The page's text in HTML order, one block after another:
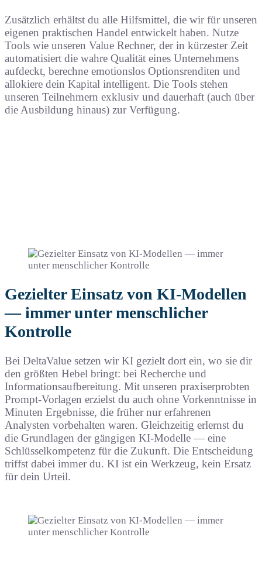
Zusätzlich erhältst du alle Hilfsmittel, die wir für unseren
eigenen praktischen Handel entwickelt haben. Nutze
Tools wie unseren Value Rechner, der in kürzester Zeit
automatisiert die wahre Qualität eines Unternehmens
aufdeckt, berechne emotionslos Optionsrenditen und
allokiere dein Kapital intelligent. Die Tools stehen
unseren Teilnehmern exklusiv und dauerhaft (auch über
die Ausbildung hinaus) zur Verfügung.
Gezielter Einsatz von KI-Modellen
— immer unter menschlicher
Kontrolle
Bei DeltaValue setzen wir KI gezielt dort ein, wo sie dir
den größten Hebel bringt: bei Recherche und
Informationsaufbereitung. Mit unseren praxiserprobten
Prompt-Vorlagen erzielst du auch ohne Vorkenntnisse in
Minuten Ergebnisse, die früher nur erfahrenen
Analysten vorbehalten waren. Gleichzeitig erlernst du
die Grundlagen der gängigen KI-Modelle — eine
Schlüsselkompetenz für die Zukunft. Die Entscheidung
triffst dabei immer du. KI ist ein Werkzeug, kein Ersatz
für dein Urteil.